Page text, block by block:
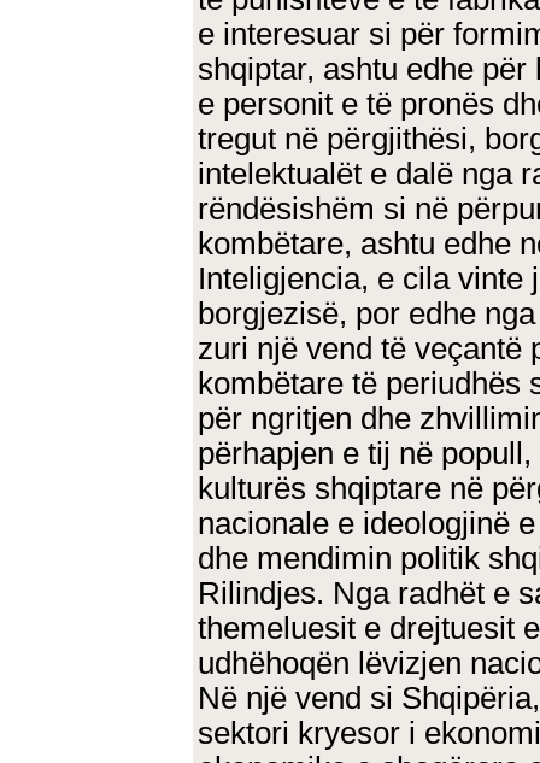
e interesuar si për
shqiptar, ashtu edhe
e personit e të pronës
tregut në përgjithësi,
intelektualët e dalë nga
rëndësishëm si në
kombëtare, ashtu edhe
Inteligjencia, e cila vinte
borgjezisë, por edhe
zuri një vend të veçantë
kombëtare të periudhës
për ngritjen dhe
përhapjen e tij në
kulturës shqiptare në
nacionale e ideologjinë
dhe mendimin politik
Rilindjes. Nga radhët e
themeluesit e drejtuesit
udhëhoqën lëvizjen
Në një vend si
sektori kryesor i